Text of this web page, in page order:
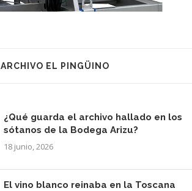
ARCHIVO EL PINGÜINO
¿Qué guarda el archivo hallado en los
sótanos de la Bodega Arizu?
18 junio, 2026
El vino blanco reinaba en la Toscana